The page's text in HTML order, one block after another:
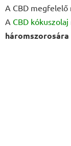
A CBD megfelelő
A CBD kókuszolaj